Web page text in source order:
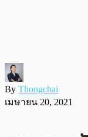
By Thongchai
เมษายน 20, 2021